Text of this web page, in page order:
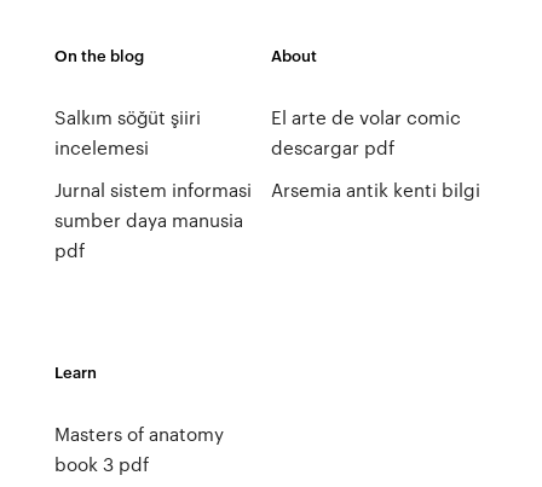
On the blog
Salkım söğüt şiiri
incelemesi
Jurnal sistem informasi
sumber daya manusia
pdf
About
El arte de volar comic
descargar pdf
Arsemia antik kenti bilgi
Learn
Masters of anatomy
book 3 pdf